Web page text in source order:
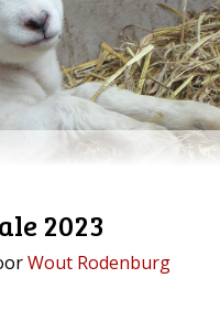
2023
Wout Rodenburg